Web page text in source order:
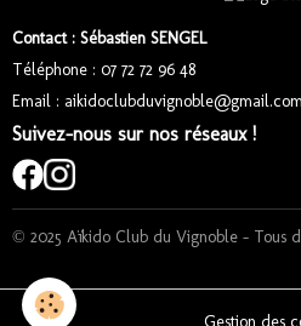
Contact : Sébastien SENGEL
Téléphone : 07 72 72 96 48
Email : aikidoclubduvignoble@gmail.com
Suivez-nous sur nos réseaux !
© 2025 Aïkido Club du Vignoble – Tous
Gestion des